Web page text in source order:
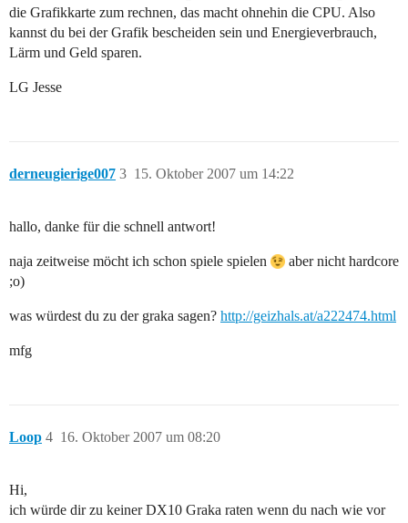
die Grafikkarte zum rechnen, das macht ohnehin die CPU. Also
kannst du bei der Grafik bescheiden sein und Energieverbrauch,
Lärm und Geld sparen.
LG Jesse
derneugierige007 15. Oktober 2007 um 14:22
3
hallo, danke für die schnell antwort!
naja zeitweise möcht ich schon spiele spielen
aber nicht hardcore
;o)
was würdest du zu der graka sagen? http://geizhals.at/a222474.html
mfg
Loop 16. Oktober 2007 um 08:20
4
Hi,
ich würde dir zu keiner DX10 Graka raten wenn du nach wie vor